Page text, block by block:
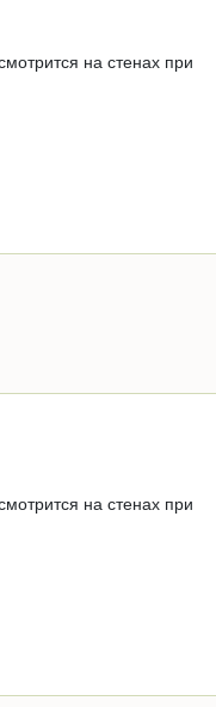
на стенах при
на стенах при